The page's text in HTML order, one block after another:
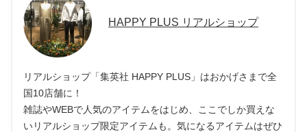
HAPPY PLUS リアルショップ
リアルショップ「集英社 HAPPY PLUS」はおかげさまで全
国10店舗に！
雑誌やWEBで人気のアイテムをはじめ、ここでしか買えな
いリアルショップ限定アイテムも。気になるアイテムはぜひ